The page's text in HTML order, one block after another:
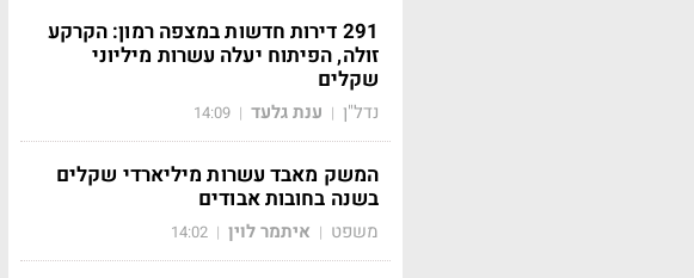
291 דירות חדשות במצפה רמון: הקרקע
זולה, הפיתוח יעלה עשרות מיליוני
שקלים
נדל"ן | ענת גלעד |
14:09
המשק מאבד עשרות מיליארדי שקלים
בשנה בחובות אבודים
משפט | איתמר לוין |
14:02